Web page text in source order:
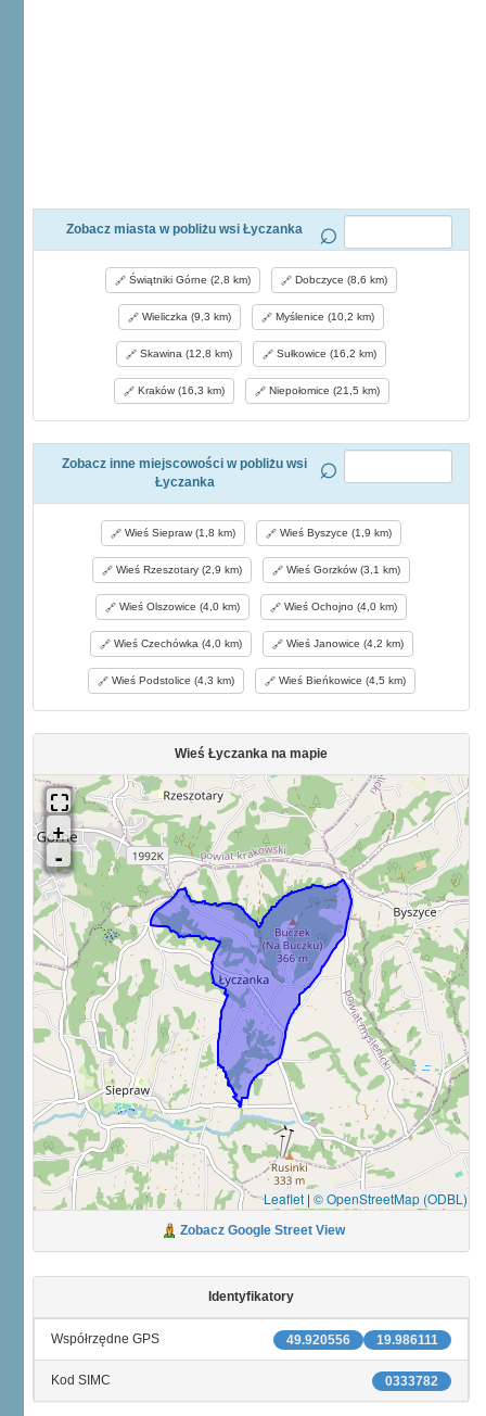
Zobacz miasta w pobliżu wsi Łyczanka
Świątniki Górne (2,8 km) Dobczyce (8,6 km)
Wieliczka (9,3 km) Myślenice (10,2 km)
Skawina (12,8 km) Sułkowice (16,2 km)
Kraków (16,3 km) Niepołomice (21,5 km)
Zobacz inne miejscowości w pobliżu wsi
Łyczanka
Wieś Siepraw (1,8 km) Wieś Byszyce (1,9 km)
Wieś Rzeszotary (2,9 km) Wieś Gorzków (3,1 km)
Wieś Olszowice (4,0 km) Wieś Ochojno (4,0 km)
Wieś Czechówka (4,0 km) Wieś Janowice (4,2 km)
Wieś Podstolice (4,3 km) Wieś Bieńkowice (4,5 km)
Wieś Łyczanka na mapie
Leaflet | © OpenStreetMap (ODBL)
Zobacz Google Street View
Identyfikatory
19.986111
49.920556
Współrzędne GPS
0333782
Kod SIMC